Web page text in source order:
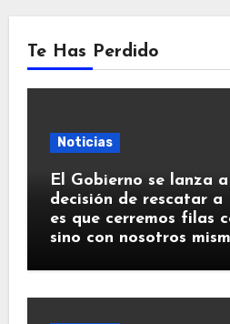
Te Has Perdido
Noticias
El Gobierno se lanza
decisión de rescatar a
es que cerremos filas
sino con nosotros